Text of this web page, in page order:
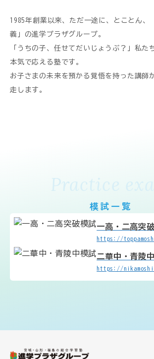
1985年創業以来、ただ一途に、とことん、
義」の進学プラザグループ。
「うちの子、任せてだいじょうぶ？」私た
本気で応える塾です。
お子さまの未来を預かる覚悟を持った講師
走します。
Practice
模試一覧
一高・二高突
https://
二華中・青陵
https://